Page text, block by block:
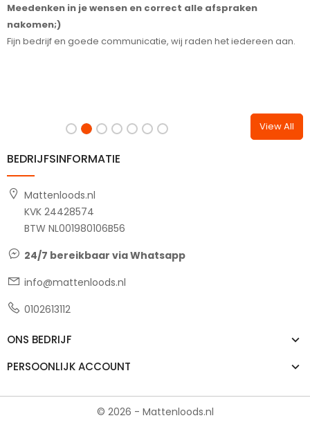
Meedenken in je wensen en correct alle afspraken
nakomen;)
Fijn bedrijf en goede communicatie, wij raden het iedereen aan.
View All
BEDRIJFSINFORMATIE
Mattenloods.nl
KVK 24428574
BTW NL001980106B56
24/7 bereikbaar via Whatsapp
info@mattenloods.nl
0102613112
ONS BEDRIJF
PERSOONLIJK ACCOUNT
© 2026 - Mattenloods.nl